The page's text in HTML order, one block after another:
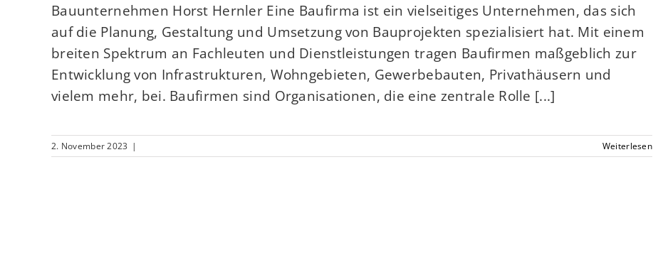
Bauunternehmen Horst Hernler Eine Baufirma ist ein vielseitiges Unternehmen, das sich
auf die Planung, Gestaltung und Umsetzung von Bauprojekten spezialisiert hat. Mit einem
breiten Spektrum an Fachleuten und Dienstleistungen tragen Baufirmen maßgeblich zur
Entwicklung von Infrastrukturen, Wohngebieten, Gewerbebauten, Privathäusern und
vielem mehr, bei. Baufirmen sind Organisationen, die eine zentrale Rolle [...]
2. November 2023 | Weiterlesen